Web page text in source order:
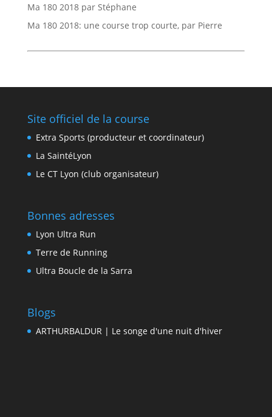
Ma 180 2018 par Stéphane
Ma 180 2018: une course trop courte, par Pierre
Site officiel de la course
Extra Sports (producteur et coordinateur)
La SaintéLyon
Le CT Lyon (club organisateur)
Bonnes adresses
Lyon Ultra Run
Terre de Running
Ultra Boucle de la Sarra
Blogs
ARTHURBALDUR | Le songe d'une nuit d'hiver